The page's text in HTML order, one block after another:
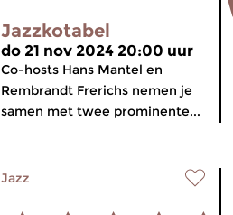
Jazzkotabel
do 21 nov 2024 20:00 uur
Co-hosts Hans Mantel en
Rembrandt Frerichs nemen je
samen met twee prominente...
Jazz